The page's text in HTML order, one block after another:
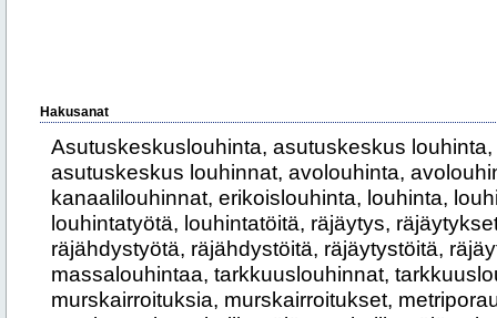
Hakusanat
Asutuskeskuslouhinta, asutuskeskus
asutuskeskus louhinnat, avolouhinta,
kanaalilouhinnat, erikoislouhinta, louhinta,
louhintatyötä, louhintatöitä, räjäytys,
räjähdystyötä, räjähdystöitä, räjäytystöitä,
massalouhintaa, tarkkuuslouhinnat,
murskairroituksia, murskairroitukset,